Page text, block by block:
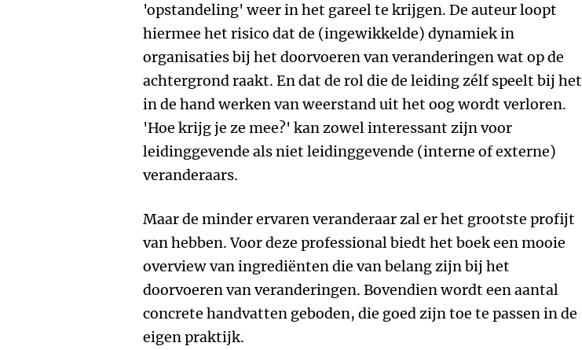
'opstandeling' weer in het gareel te krijgen. De auteur loopt
hiermee het risico dat de (ingewikkelde) dynamiek in
organisaties bij het doorvoeren van veranderingen wat op de
achtergrond raakt. En dat de rol die de leiding zélf speelt bij het
in de hand werken van weerstand uit het oog wordt verloren.
'Hoe krijg je ze mee?' kan zowel interessant zijn voor
leidinggevende als niet leidinggevende (interne of externe)
veranderaars.
Maar de minder ervaren veranderaar zal er het grootste profijt
van hebben. Voor deze professional biedt het boek een mooie
overview van ingrediënten die van belang zijn bij het
doorvoeren van veranderingen. Bovendien wordt een aantal
concrete handvatten geboden, die goed zijn toe te passen in de
eigen praktijk.